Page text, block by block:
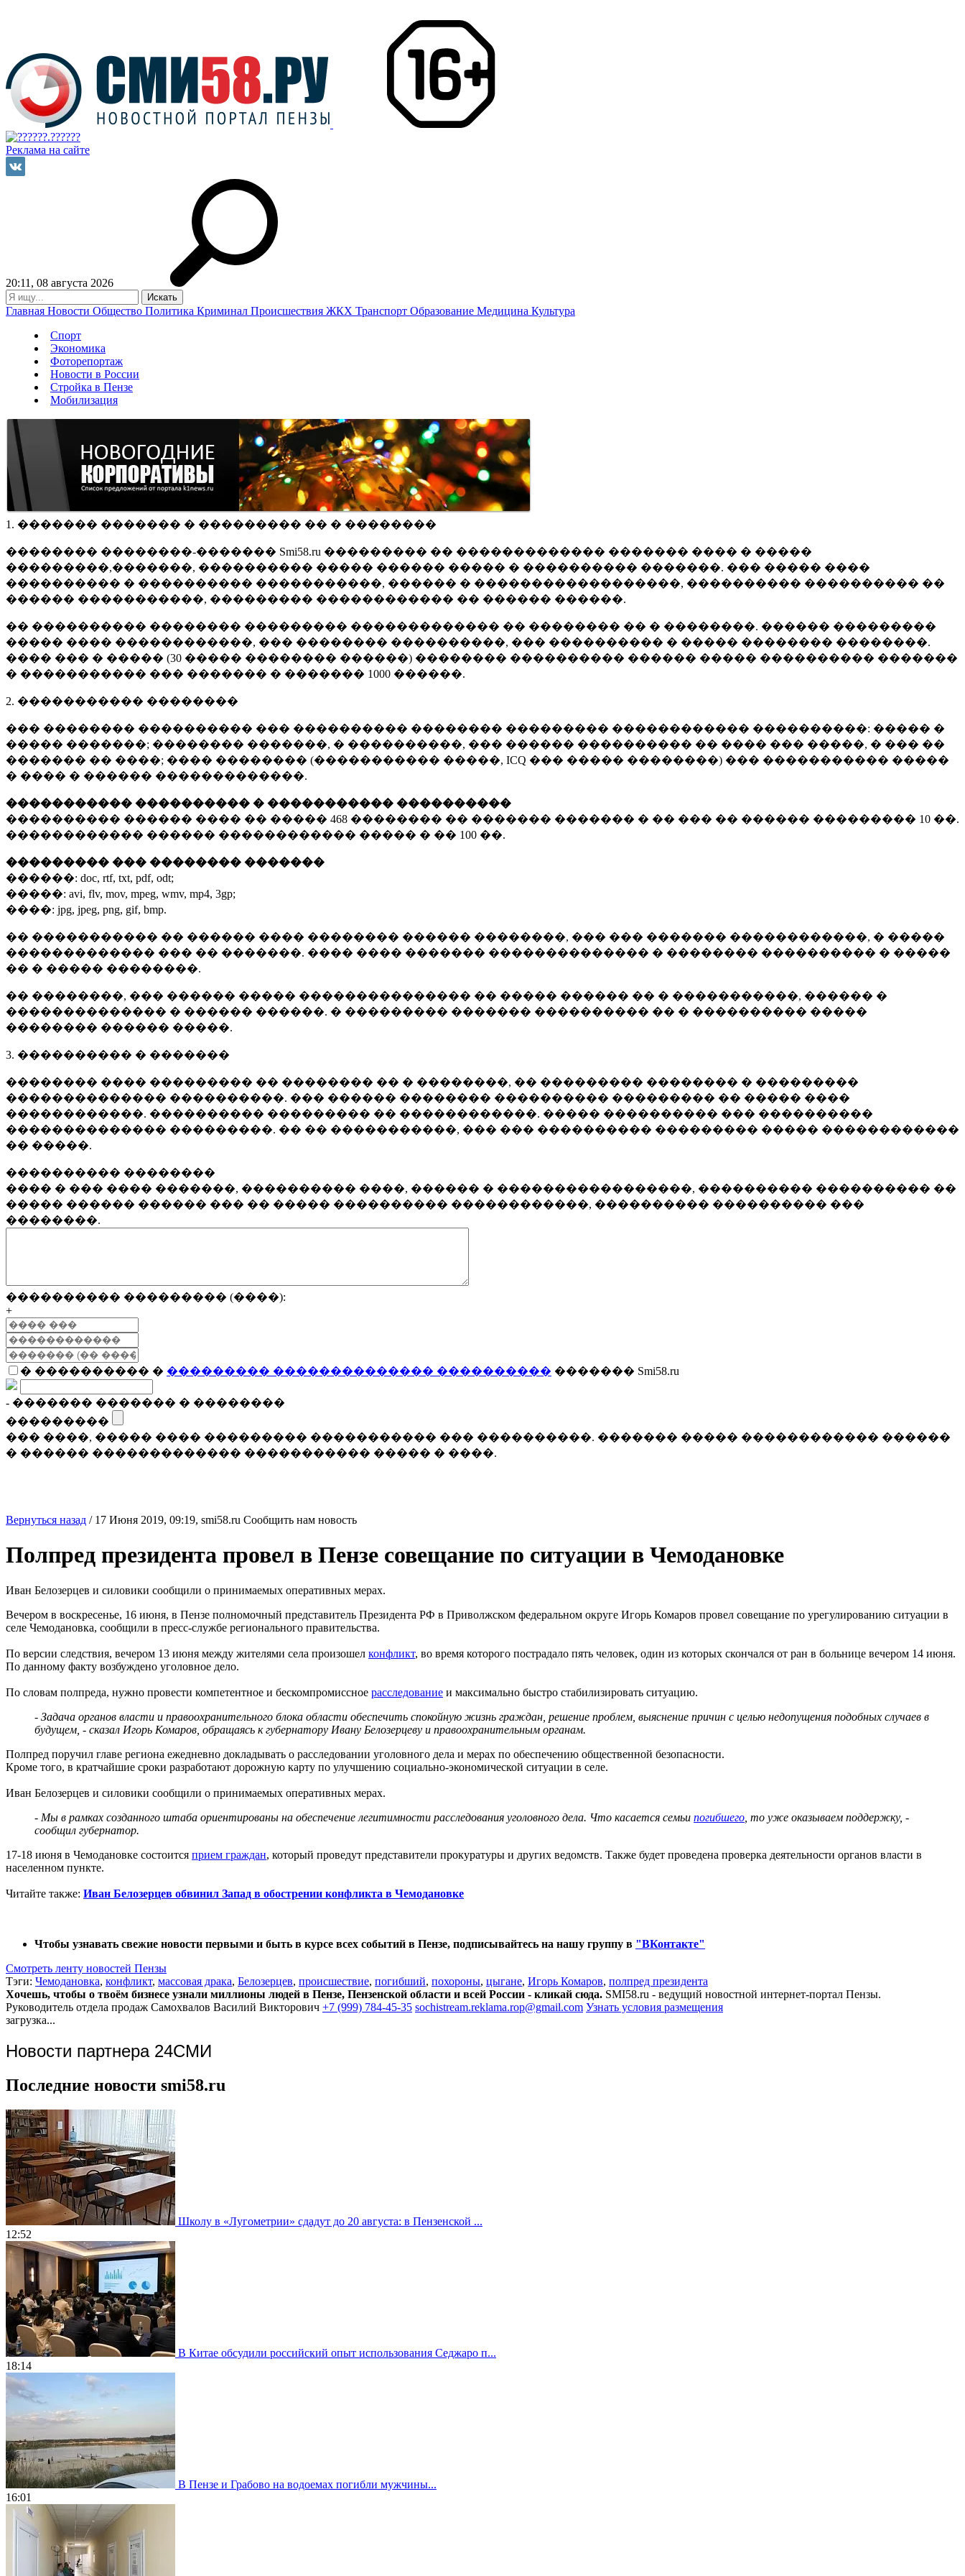
Реклама на сайте
20:11, 08 августа 2026
Главная Новости Общество Политика Криминал Происшествия ЖКХ Транспорт Образование Медицина Культура
Спорт
Экономика
Фоторепортаж
Новости в России
Стройка в Пензе
Мобилизация
1. ������� ������� � ��������� �� � ��������
�������� ��������-������� Smi58.ru ��������� �� ������������� ������� ���� � �����
���������,�������, ���������� ����� ������ ����� � ���������� �������. ��� ����� ����
���������� � ���������� �����������, ������ � ������������������, ���������� ���������� ��
������ �����������, ��������� ������������ �� ������ ������.
�� ���������� �������� ��������� ������������� �� �������� �� � ��������. ������ ���������
����� ���� ������������, ��� �������� ����������, ��� ���������� � ����� �������� ��������.
���� ��� � ����� (30 ����� �������� ������) �������� ���������� ������ ����� ���������� �������
� ����������� ��� ������� � ������� 1000 ������.
2. ����������� ��������
��� �������� ���������� ��� ���������� �������� ��������� ������������ ����������: ����� �
����� �������; �������� �������, � ����������, ��� ������ ���������� �� ���� ��� �����, � ��� ��
������� �� ����; ���� �������� (����������� �����, ICQ ��� ����� ��������) ��� ����������� �����
� ���� � ������ �������������.
����������� ���������� � ����������� ����������
���������� ������ ���� �� ����� 468 �������� �� ������� ������� � �� ��� �� ������ ��������� 10 ��.
������������ ������ ������������ ����� � �� 100 ��.
��������� ��� �������� �������
������: doc, rtf, txt, pdf, odt;
�����: avi, flv, mov, mpeg, wmv, mp4, 3gp;
����: jpg, jpeg, png, gif, bmp.
�� ����������� �� ������ ���� �������� ������ ��������, ��� ��� ������� ������������, � �����
������������� ��� �� �������. ���� ���� ������� �������������� � �������� ���������� � �����
�� � ����� ��������.
�� ��������, ��� ������ ����� ��������������� �� ����� ������ �� � �����������, ������ �
�������������� � ������ ������. � ��������� ������� ���������� �� � ���������� �����
�������� ������ �����.
3. ���������� � �������
�������� ���� ��������� �� �������� �� � ��������, �� ��������� �������� � ���������
�������������� ����������. ��� ������ �������� ���������� ��������� �� ����� ����
������������. ���������� ��������� �� ������������. ����� ���������� ��� ����������
�������������� ���������. �� �� �����������, ��� ��� ���������� ��������� ����� ������������
�� �����.
���������� ��������
���� � ��� ���� �������, ���������� ����, ������ � �����������������, ���������� ���������� ��
����� ������ ������ ��� �� ����� ���������� ������������, ���������� ���������� ���
��������.
���������� ��������� (����):
+
� ���������� � ��������� �������������� ���������� ������� Smi58.ru
- ������� ������� � ��������
���������
��� ����, ����� ���� ��������� ����������� ��� ����������. ������� ����� ������������ ������
� ������ ������������� ����������� ����� � ����.
Вернуться назад / 17 Июня 2019, 09:19, smi58.ru Сообщить нам новость
Полпред президента провел в Пензе совещание по ситуации в Чемодановке
Иван Белозерцев и силовики сообщили о принимаемых оперативных мерах.
Вечером в воскресенье, 16 июня, в Пензе полномочный представитель Президента РФ в Приволжском федеральном округе Игорь Комаров провел совещание по урегулированию ситуации в
селе Чемодановка, сообщили в пресс-службе регионального правительства.
По версии следствия, вечером 13 июня между жителями села произошел конфликт, во время которого пострадало пять человек, один из которых скончался от ран в больнице вечером 14 июня.
По данному факту возбуждено уголовное дело.
По словам полпреда, нужно провести компетентное и бескомпромиссное расследование и максимально быстро стабилизировать ситуацию.
- Задача органов власти и правоохранительного блока области обеспечить спокойную жизнь граждан, решение проблем, выяснение причин с целью недопущения подобных случаев в
будущем, - сказал Игорь Комаров, обращаясь к губернатору Ивану Белозерцеву и правоохранительным органам.
Полпред поручил главе региона ежедневно докладывать о расследовании уголовного дела и мерах по обеспечению общественной безопасности.
Кроме того, в кратчайшие сроки разработают дорожную карту по улучшению социально-экономической ситуации в селе.
Иван Белозерцев и силовики сообщили о принимаемых оперативных мерах.
- Мы в рамках созданного штаба ориентированы на обеспечение легитимности расследования уголовного дела. Что касается семьи погибшего , то уже оказываем поддержку, -
сообщил губернатор.
17-18 июня в Чемодановке состоится прием граждан, который проведут представители прокуратуры и других ведомств. Также будет проведена проверка деятельности органов власти в
населенном пункте.
Читайте также: Иван Белозерцев обвинил Запад в обострении конфликта в Чемодановке
Чтобы узнавать свежие новости первыми и быть в курсе всех событий в Пензе, подписывайтесь на нашу группу в "ВКонтакте"
Смотреть ленту новостей Пензы
Тэги: Чемодановка, конфликт, массовая драка, Белозерцев, происшествие, погибший, похороны, цыгане, Игорь Комаров, полпред президента
Хочешь, чтобы о твоём бизнесе узнали миллионы людей в Пензе, Пензенской области и всей России - кликай сюда. SMI58.ru - ведущий новостной интернет-портал Пензы.
Руководитель отдела продаж Самохвалов Василий Викторович +7 (999) 784-45-35 sochistream.reklama.rop@gmail.com Узнать условия размещения
загрузка...
Новости партнера 24СМИ
Последние новости smi58.ru
Школу в «Лугометрии» сдадут до 20 августа: в Пензенской ...
12:52
В Китае обсудили российский опыт использования Седжаро п...
18:14
В Пензе и Грабово на водоемах погибли мужчины...
16:01